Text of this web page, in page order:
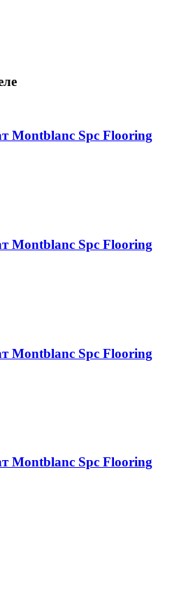
Montblanc Spc Flooring
Montblanc Spc Flooring
Montblanc Spc Flooring
Montblanc Spc Flooring